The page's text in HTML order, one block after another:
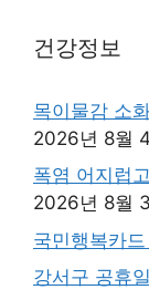
건강정보
목이물감 소
2026년 8월
폭염 어지럽
2026년 8월
국민행복카
강서구 공휴